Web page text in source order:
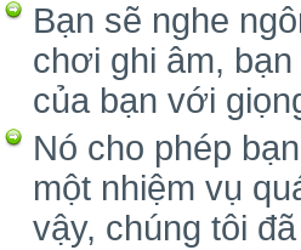
Bạn sẽ nghe
chơi ghi âm,
của bạn với
Nó cho phép
một nhiệm vụ
vậy, chúng tôi